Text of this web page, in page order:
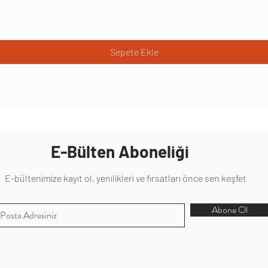
Sepete Ekle
E-Bülten Aboneliği
E-bültenimize kayıt ol, yenilikleri ve fırsatları önce sen keşfet
Abone Ol